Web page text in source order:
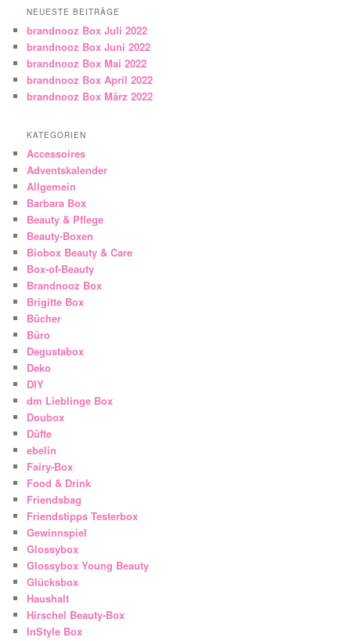
NEUESTE BEITRÄGE
brandnooz Box Juli 2022
brandnooz Box Juni 2022
brandnooz Box Mai 2022
brandnooz Box April 2022
brandnooz Box März 2022
KATEGORIEN
Accessoires
Adventskalender
Allgemein
Barbara Box
Beauty & Pflege
Beauty-Boxen
Biobox Beauty & Care
Box-of-Beauty
Brandnooz Box
Brigitte Box
Bücher
Büro
Degustabox
Deko
DIY
dm Lieblinge Box
Doubox
Düfte
ebelin
Fairy-Box
Food & Drink
Friendsbag
Friendstipps Testerbox
Gewinnspiel
Glossybox
Glossybox Young Beauty
Glücksbox
Haushalt
Hirschel Beauty-Box
InStyle Box